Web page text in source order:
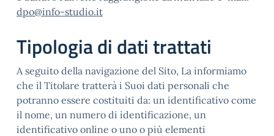
dpo@info-studio.it
Tipologia di dati trattati
A seguito della navigazione del Sito, La informiamo
che il Titolare tratterà i Suoi dati personali che
potranno essere costituiti da: un identificativo come
il nome, un numero di identificazione, un
identificativo online o uno o più elementi